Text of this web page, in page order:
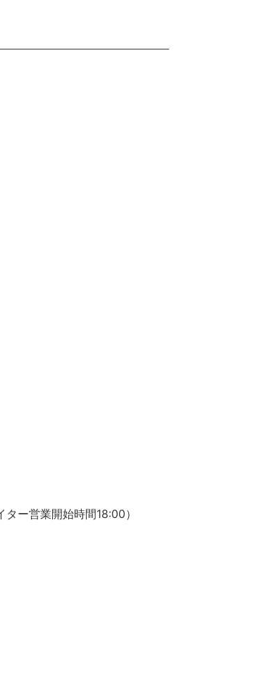
ー営業開始時間18:00）